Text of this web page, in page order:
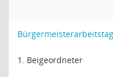
1. Beigeordneter